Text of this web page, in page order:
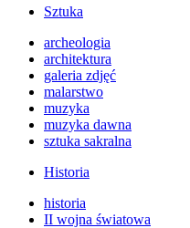
Sztuka
archeologia
architektura
galeria zdjęć
malarstwo
muzyka
muzyka dawna
sztuka sakralna
Historia
historia
II wojna światowa